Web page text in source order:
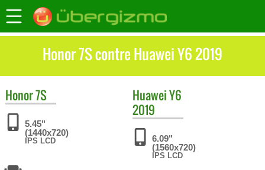
Honor 7S contre Huawei Y6 2019
Honor7S
5.45"
(1440x720)
IPS LCD
HuaweiY6
2019
6.09"
(1560x720)
IPS LCD